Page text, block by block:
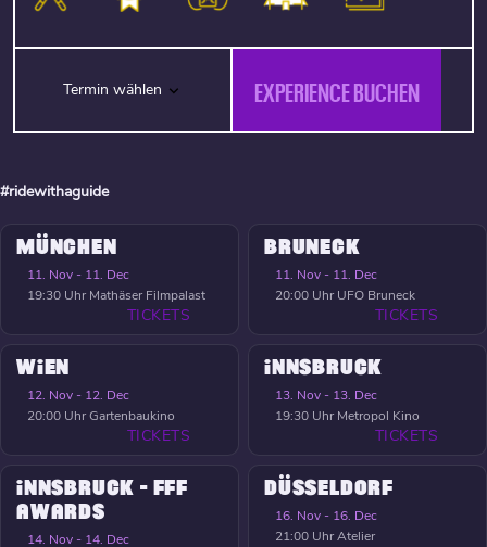
Termin wählen EXPERIENCE BUCHEN
#ridewithaguide
MÜNCHEN
11. Nov - 11. Dec
19:30 Uhr Mathäser Filmpalast
TICKETS
BRUNECK
11. Nov - 11. Dec
20:00 Uhr UFO Bruneck
TICKETS
WIEN
12. Nov - 12. Dec
20:00 UhrGartenbaukino
TICKETS
INNSBRUCK
13. Nov - 13. Dec
19:30 Uhr Metropol Kino
TICKETS
INNSBRUCK - FFF
AWARDS
14. Nov - 14. Dec
DÜSSELDORF
16. Nov - 16. Dec
21:00 UhrAtelier